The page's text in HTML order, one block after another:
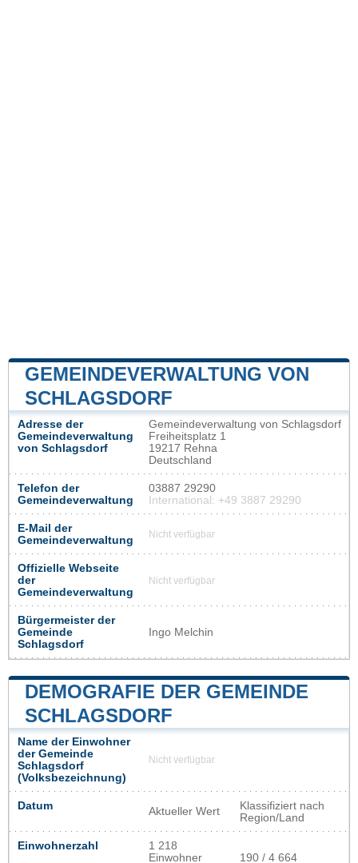
GEMEINDEVERWALTUNG VON
SCHLAGSDORF
Adresse der
Gemeindeverwaltung
von Schlagsdorf
Gemeindeverwaltung von Schlagsdorf
Freiheitsplatz 1
19217 Rehna
Deutschland
Telefon der
Gemeindeverwaltung
03887 29290
International: +49 3887 29290
E-Mail der
Gemeindeverwaltung
Nicht verfügbar
Offizielle Webseite
der
Gemeindeverwaltung
Nicht verfügbar
Bürgermeister der
Gemeinde
Schlagsdorf
Ingo Melchin
DEMOGRAFIE DER GEMEINDE
SCHLAGSDORF
Name der Einwohner
der Gemeinde
Schlagsdorf
(Volksbezeichnung)
Nicht verfügbar
Datum Aktueller Wert
Klassifiziert nach
Region/Land
Einwohnerzahl
1 218
Einwohner
190 / 4 664